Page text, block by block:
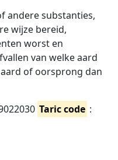
andere substanties,
wijze bereid,
worst en
van welke aard
of oorsprong dan
Taric code :